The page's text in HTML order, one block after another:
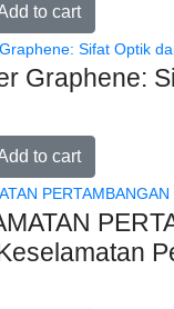
to cart
Graphene:
to cart